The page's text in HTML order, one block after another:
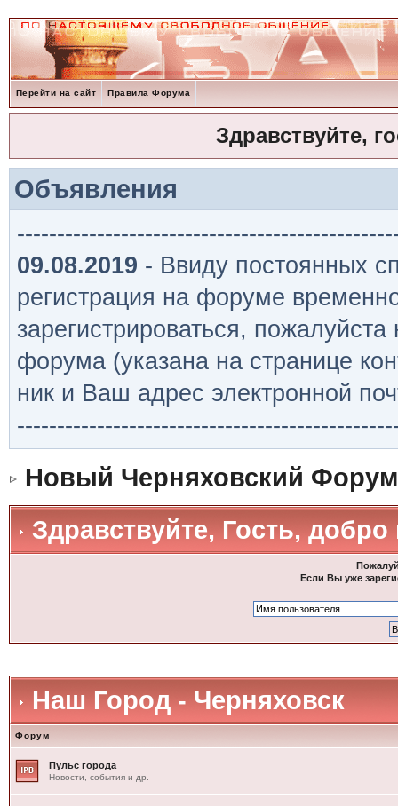
Перейти на сайт Правила Форума
Здравствуйте,
Объявления
09.08.2019 - Ввиду постоянных
регистрация на форуме
зарегистрироваться,
форума (указана на странице
ник и Ваш адрес электронной
Новый Черняховский Форум
Здравствуйте, Гость,
Если Вы уже
Наш Город - Черняховск
Форум
Пульс города
Новости, события и др.